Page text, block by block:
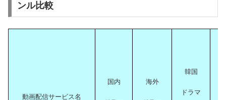
ンル比較
動画配信サービス名
国内 海外
韓国
ドラマ